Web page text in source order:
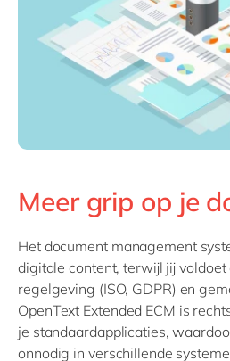
Meer grip op je
Het document management
digitale content, terwijl jij
regelgeving (ISO, GDPR) en
OpenText Extended ECM is
je standaardapplicaties,
onnodig in verschillende